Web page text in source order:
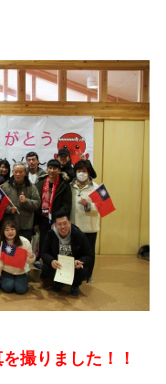
撮りました！！